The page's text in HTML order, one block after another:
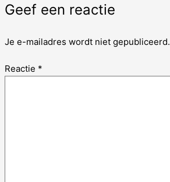
Geef een reactie
Je e-mailadres wordt niet gepubliceerd.
Reactie *